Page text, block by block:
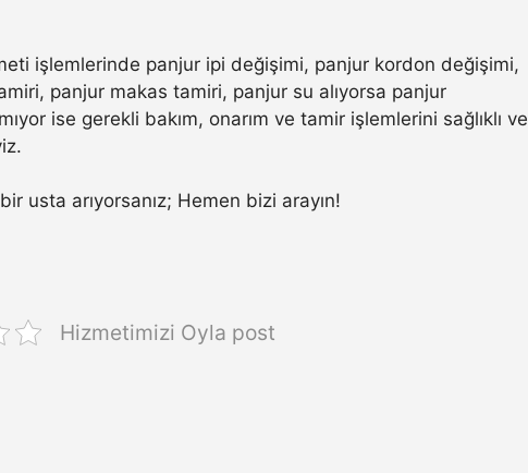
işlemlerinde panjur ipi değişimi, panjur kordon değişimi,
panjur makas tamiri, panjur su alıyorsa panjur
ise gerekli bakım, onarım ve tamir işlemlerini sağlıklı ve
usta arıyorsanız; Hemen bizi arayın!
Hizmetimizi Oyla post